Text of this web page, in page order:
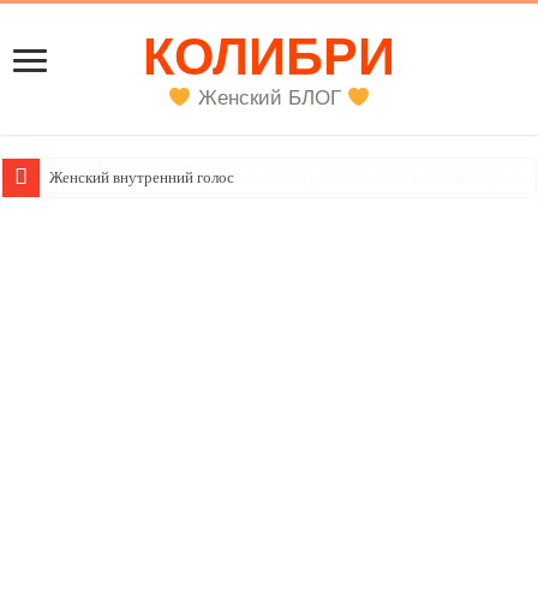
КОЛИБРИ
Женский БЛОГ
Женский внутренний голос